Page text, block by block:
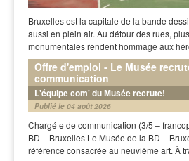
Bruxelles est la capitale de la bande
aussi en plein air. Au détour des rues,
monumentales rendent hommage aux
Offre d'emploi - Le Musée
communication
L'équipe com' du Musée recrute!
Publié le 04 août 2026
Chargé·e de communication (3/5 –
BD – Bruxelles Le Musée de la BD –
référence consacrée au neuvième art. À